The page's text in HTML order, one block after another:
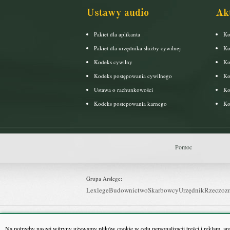
Ustawy audio
Pakiet dla aplikanta
Pakiet dla urzędnika służby cywilnej
Kodeks cywilny
Kodeks postępowania cywilnego
Ustawa o rachunkowości
Kodeks postepowania karnego
Pomoc
Grupa Arslege:
LexlegeBudownictwoSkarbowcyUrzędnik
Grupa Bonnier:
Puls BiznesuBankierPuls MedycynyMonitor Firm